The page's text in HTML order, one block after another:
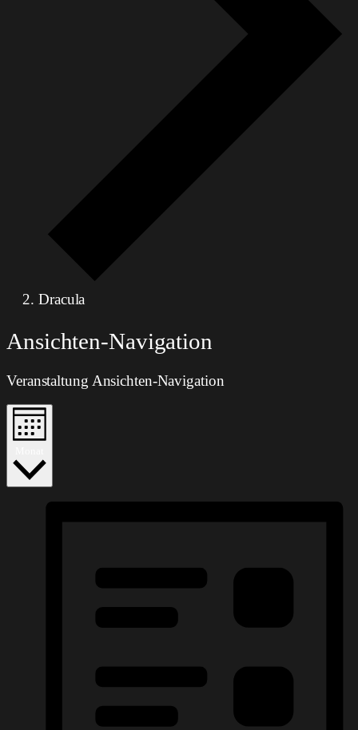
Dracula
Veranstaltungen
Ansichten-Navigation
Veranstaltung Ansichten-Navigation